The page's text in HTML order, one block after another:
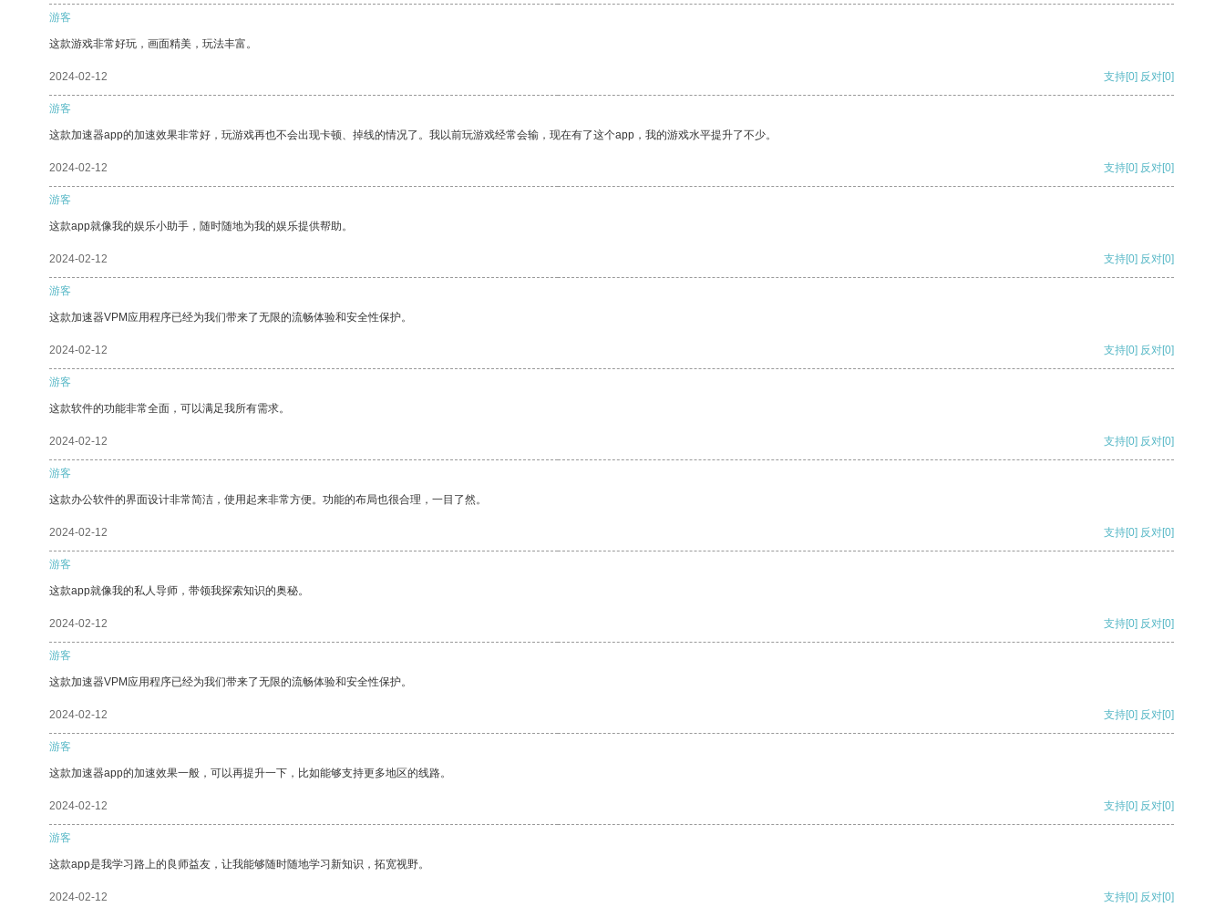
游客
这款游戏非常好玩，画面精美，玩法丰富。
2024-02-12 支持[0] 反对[0]
游客
这款加速器app的加速效果非常好，玩游戏再也不会出现卡顿、掉线的情况了。我以前玩游戏经常会输，现在有了这个app，我的游戏水平提升了不少。
2024-02-12 支持[0] 反对[0]
游客
这款app就像我的娱乐小助手，随时随地为我的娱乐提供帮助。
2024-02-12 支持[0] 反对[0]
游客
这款加速器VPM应用程序已经为我们带来了无限的流畅体验和安全性保护。
2024-02-12 支持[0] 反对[0]
游客
这款软件的功能非常全面，可以满足我所有需求。
2024-02-12 支持[0] 反对[0]
游客
这款办公软件的界面设计非常简洁，使用起来非常方便。功能的布局也很合理，一目了然。
2024-02-12 支持[0] 反对[0]
游客
这款app就像我的私人导师，带领我探索知识的奥秘。
2024-02-12 支持[0] 反对[0]
游客
这款加速器VPM应用程序已经为我们带来了无限的流畅体验和安全性保护。
2024-02-12 支持[0] 反对[0]
游客
这款加速器app的加速效果一般，可以再提升一下，比如能够支持更多地区的线路。
2024-02-12 支持[0] 反对[0]
游客
这款app是我学习路上的良师益友，让我能够随时随地学习新知识，拓宽视野。
2024-02-12 支持[0] 反对[0]